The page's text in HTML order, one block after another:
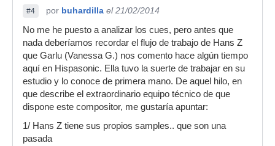
#4 por buhardilla el 21/02/2014
No me he puesto a analizar los cues, pero antes que
nada deberíamos recordar el flujo de trabajo de Hans Z
que Garlu (Vanessa G.) nos comento hace algún tiempo
aquí en Hispasonic. Ella tuvo la suerte de trabajar en su
estudio y lo conoce de primera mano. De aquel hilo, en
que describe el extraordinario equipo técnico de que
dispone este compositor, me gustaría apuntar:
1/ Hans Z tiene sus propios samples.. que son una
pasada